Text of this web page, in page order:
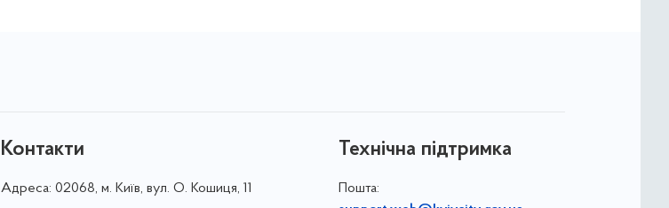
Контакти
Адреса: 02068, м. Київ, вул. О. Кошиця, 11
Технічна підтримка
Пошта: